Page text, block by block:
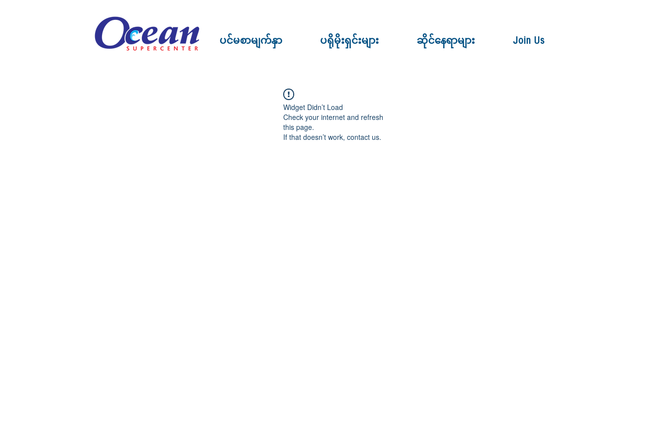
ပင်မစာမျက်နှာ ပရိုမိုးရှင်းများ ဆိုင်နေရာများ Join Us
Widget Didn’t Load
Check your internet and refresh
this page.
If that doesn’t work, contact us.